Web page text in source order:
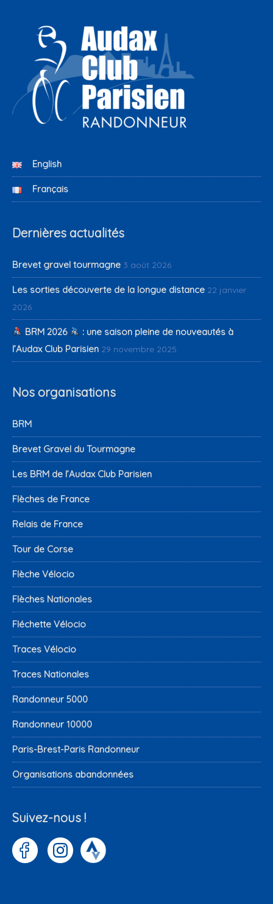
English
Français
Dernières actualités
Brevet gravel tourmagne 3 août 2026
Les sorties découverte de la longue distance 22 janvier
2026
BRM 2026
: une saison pleine de nouveautés à
l’Audax Club Parisien 29 novembre 2025
Nos organisations
BRM
Brevet Gravel du Tourmagne
Les BRM de l’Audax Club Parisien
Flèches de France
Relais de France
Tour de Corse
Flèche Vélocio
Flèches Nationales
Fléchette Vélocio
Traces Vélocio
Traces Nationales
Randonneur 5000
Randonneur 10000
Paris-Brest-Paris Randonneur
Organisations abandonnées
Suivez-nous !